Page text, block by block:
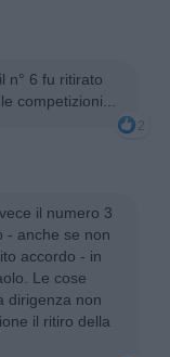
n° 6 fu ritirato
competizioni...
2
il numero 3
- anche se non
accordo - in
Le cose
dirigenza non
il ritiro della